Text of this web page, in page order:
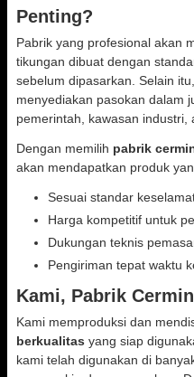
Penting?
Pabrik yang profesional akan
tikungan dibuat dengan
sebelum dipasarkan. Selain
menyediakan pasokan dalam
pemerintah, kawasan industri,
Dengan memilih pabrik
akan mendapatkan produk
Sesuai standar
Harga kompetitif untuk
Dukungan teknis
Pengiriman tepat waktu
Kami, Pabrik
Kami memproduksi dan
berkualitas yang siap
kami telah digunakan di